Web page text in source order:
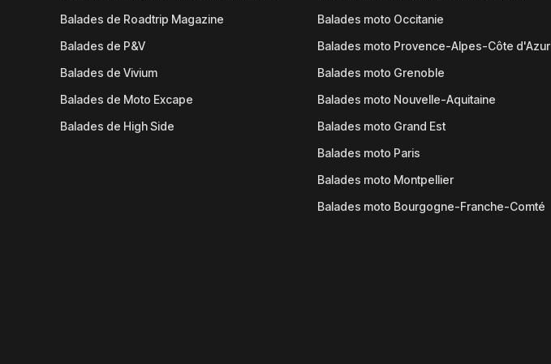
Balades de Roadtrip Magazine
Balades de P&V
Balades de Vivium
Balades de Moto Excape
Balades de High Side
Balades moto Occitanie
Balades moto Provence-Alpes-Côte d'Azur
Balades moto Grenoble
Balades moto Nouvelle-Aquitaine
Balades moto Grand Est
Balades moto Paris
Balades moto Montpellier
Balades moto Bourgogne-Franche-Comté